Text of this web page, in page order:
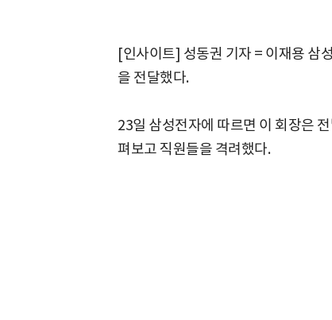
[인사이트] 성동권 기자 = 이재용 삼
을 전달했다.
23일 삼성전자에 따르면 이 회장은
펴보고 직원들을 격려했다.